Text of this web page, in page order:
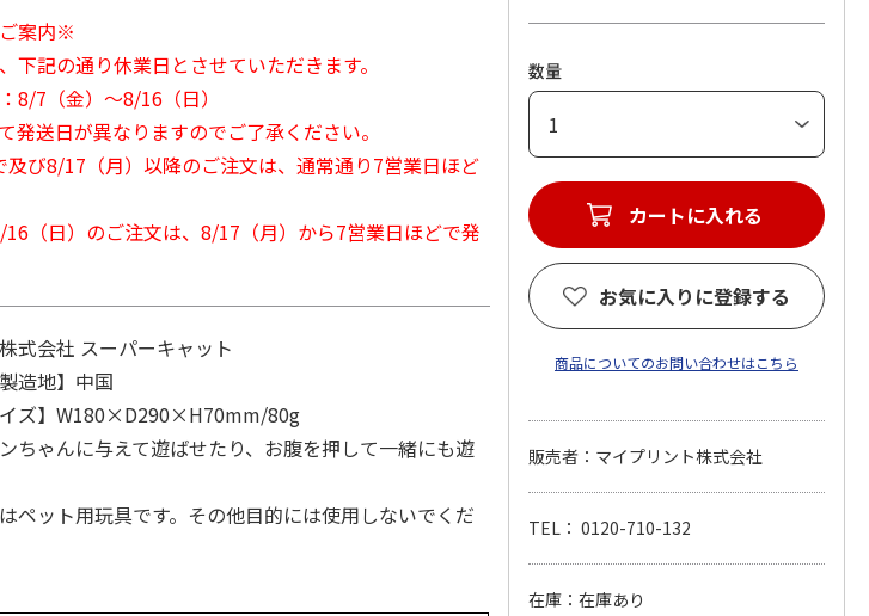
案内※
下記の通り休業日とさせていただきます。
8/7（金）～8/16（日）
発送日が異なりますのでご了承ください。
及び8/17（月）以降のご注文は、通常通り7営業日ほど
16（日）のご注文は、8/17（月）から7営業日ほどで発
式会社 スーパーキャット
造地】中国
イズ】W180×D290×H70mm/80g
ちゃんに与えて遊ばせたり、お腹を押して一緒にも遊
ペット用玩具です。その他目的には使用しないでくだ
数量
カートに入れる
お気に入りに登録する
商品についてのお問い合わせはこちら
販売者：マイプリント株式会社
TEL： 0120-710-132
在庫：在庫あり